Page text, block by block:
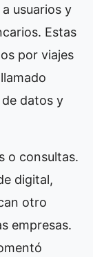
usuarios y
Estas
por viajes
datos y
o consultas.
digital,
otro
empresas.